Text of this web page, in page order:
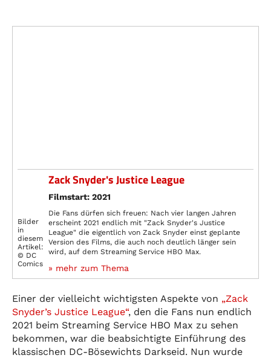
Bilder
in
diesem
Artikel:
© DC
Comics
Zack Snyder's Justice League
Filmstart: 2021
Die Fans dürfen sich freuen: Nach vier langen Jahren
erscheint 2021 endlich mit "Zack Snyder's Justice
League" die eigentlich von Zack Snyder einst geplante
Version des Films, die auch noch deutlich länger sein
wird, auf dem Streaming Service HBO Max.
» mehr zum Thema
Einer der vielleicht wichtigsten Aspekte von „Zack
Snyder’s Justice League“, den die Fans nun endlich
2021 beim Streaming Service HBO Max zu sehen
bekommen, war die beabsichtigte Einführung des
klassischen DC-Bösewichts Darkseid. Nun wurde